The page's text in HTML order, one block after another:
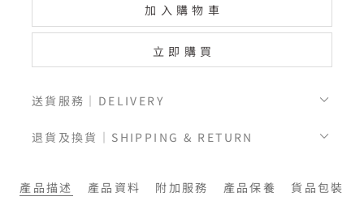
加入購物車
立即購買
送貨服務｜DELIVERY
退貨及換貨｜SHIPPING & RETURN
產品描述 產品資料 附加服務 產品保養 貨品包裝